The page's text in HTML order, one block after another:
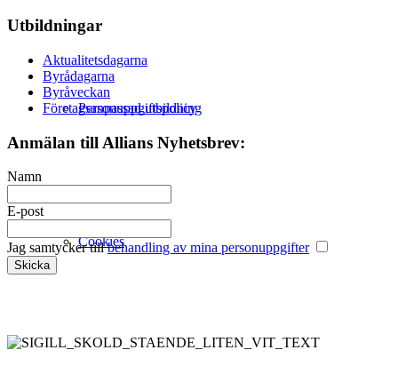
Personuppgiftspolicy
Cookies
Utbildningar
Aktualitetsdagarna
Byrådagarna
Byråveckan
Företagsanpassad utbildning
Anmälan till Allians Nyhetsbrev:
Namn
E-post
Jag samtycker tillbehandling av mina personuppgifter